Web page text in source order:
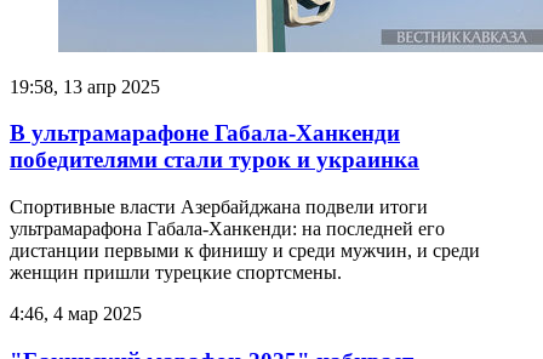
19:58, 13 апр 2025
В ультрамарафоне Габала-Ханкенди
победителями стали турок и украинка
Спортивные власти Азербайджана подвели итоги
ультрамарафона Габала-Ханкенди: на последней его
дистанции первыми к финишу и среди мужчин, и среди
женщин пришли турецкие спортсмены.
4:46, 4 мар 2025